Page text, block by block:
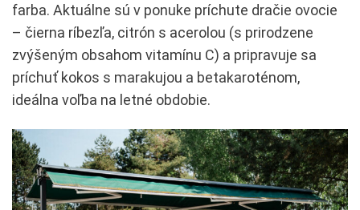
farba. Aktuálne sú v ponuke príchute dračie ovocie
– čierna ríbezľa, citrón s acerolou (s prirodzene
zvýšeným obsahom vitamínu C) a pripravuje sa
príchuť kokos s marakujou a betakaroténom,
ideálna voľba na letné obdobie.